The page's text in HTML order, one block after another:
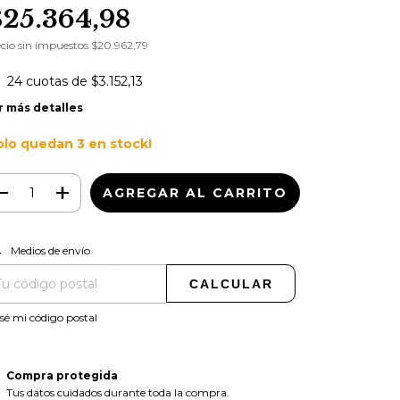
sin impuestos $20.962,79
24 cuotas de $3.152,13
más detalles
quedan 3 en stock!
para el CP:
Medios de envío
CALCULAR
mi código postal
Compra protegida
Tus datos cuidados durante toda la compra.